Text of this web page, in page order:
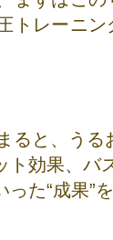
トレーニ
ると、う
ト効果、バ
た“成果”